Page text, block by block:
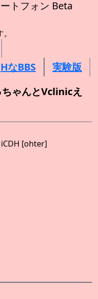
トフォン Beta
HなBBS
実験版
ゃんとVclinicえ
[ohter]